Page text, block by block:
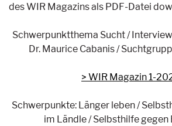
des WIR Magazins als PDF-Datei
Schwerpunktthema Sucht /
Dr. Maurice Cabanis /
WIR Magazin 1-
Schwerpunkte: Länger leben /
im Ländle / Selbsthilfe gegen